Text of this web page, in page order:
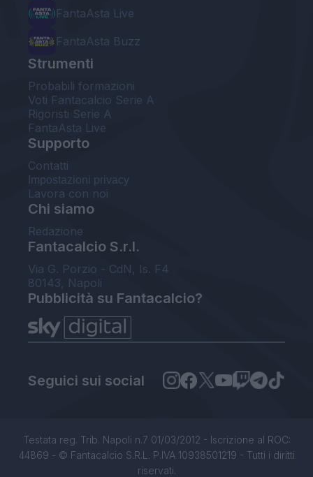
FantaAsta Live
FantaAsta Buzz
Strumenti
Probabili formazioni
Voti Fantacalcio Serie A
Rigoristi Serie A
FantaAsta Live
Supporto
Contatti
Impostazioni privacy
Lavora con noi
Chi siamo
Redazione
Fantacalcio S.r.l.
Via G. Porzio - CdN, Is. F4
80143, Napoli
Pubblicità su Fantacalcio?
Seguici sui social
Testata reg. Trib. Napoli n.7 01/03/2012 - Iscrizione al ROC:
44869 - © Fantacalcio S.R.L. P.IVA 10938501219 - Tutti i diritti
riservati.